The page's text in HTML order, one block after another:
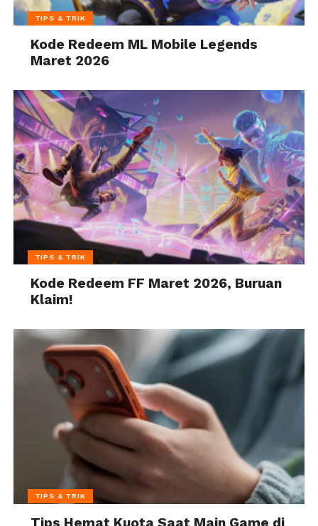
TIPS & TRIK
Kode Redeem ML Mobile Legends
Maret 2026
TIPS & TRIK
Kode Redeem FF Maret 2026, Buruan
Klaim!
TIPS & TRIK
Tips Hemat Kuota Saat Main Game di